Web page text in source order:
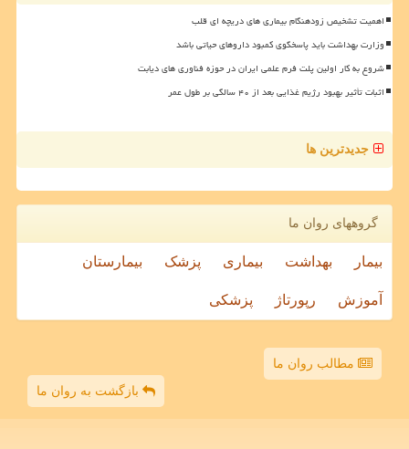
اهمیت تشخیص زودهنگام بیماری های دریچه ای قلب
وزارت بهداشت باید پاسخگوی کمبود داروهای حیاتی باشد
شروع به کار اولین پلت فرم علمی ایران در حوزه فناوری های دیابت
اثبات تأثیر بهبود رژیم غذایی بعد از ۴۰ سالگی بر طول عمر
جدیدترین ها
گروههای روان ما
بیمار بهداشت بیماری پزشک بیمارستان
آموزش رپورتاژ پزشکی
مطالب روان ما
بازگشت به روان ما